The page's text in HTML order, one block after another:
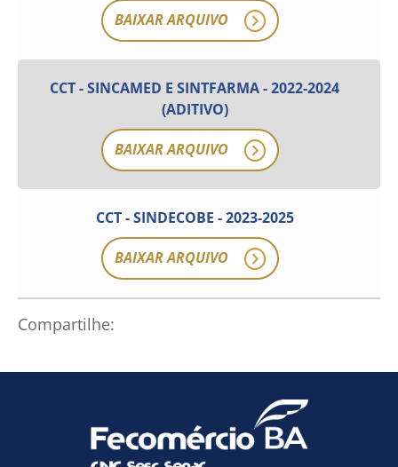
BAIXAR ARQUIVO
CCT - SINCAMED E SINTFARMA - 2022-2024
(ADITIVO)
BAIXAR ARQUIVO
CCT - SINDECOBE - 2023-2025
BAIXAR ARQUIVO
Compartilhe: